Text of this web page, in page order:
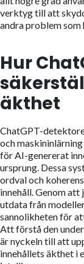
verktyg till att
andra problem
Hur
äkthet
ChatGPT-
och
för AI-genererat
ursprung. Dessa
ordval och
innehåll. Genom att
utdata från
sannolikheten för
Att förstå den
är nyckeln till att
innehållets äkthet i